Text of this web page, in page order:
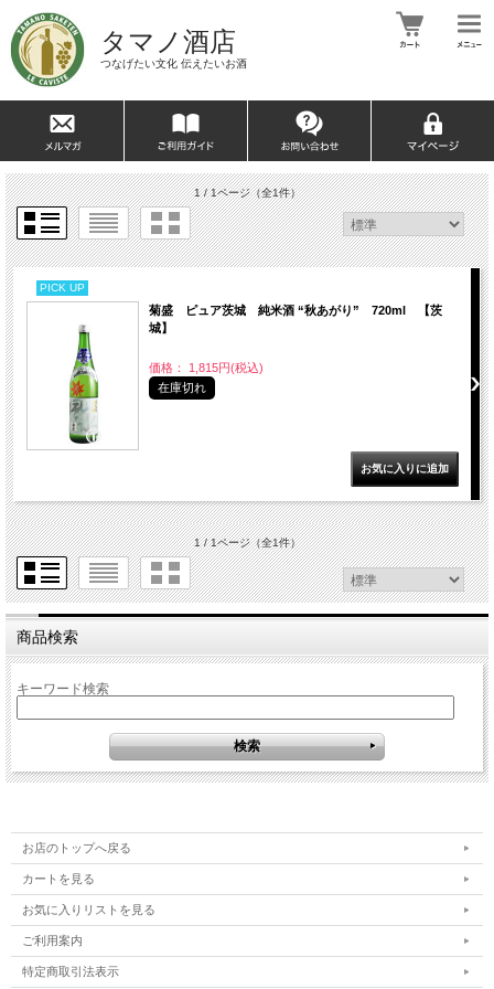
タマノ酒店
つなげたい文化 伝えたいお酒
1 / 1ページ（全1件）
PICK UP
菊盛 ピュア茨城 純米酒 “秋あがり” 720ml 【茨
城】
価格： 1,815円(税込)
在庫切れ
1 / 1ページ（全1件）
商品検索
キーワード検索
お店のトップへ戻る
カートを見る
お気に入りリストを見る
ご利用案内
特定商取引法表示